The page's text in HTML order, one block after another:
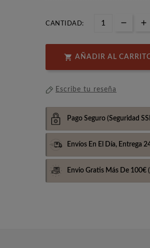
CANTIDAD:
 AÑADIR AL
Escribe tu reseña
Pago Seguro (Seguridad
Envíos En El Día, Entrega
Envio Gratis Más De 100€